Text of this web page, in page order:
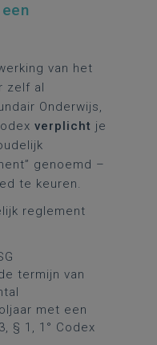
van het
zelf al
Onderwijs,
verplicht je
genoemd –
te keuren.
reglement
termijn van
met een
§ 1, 1° Codex